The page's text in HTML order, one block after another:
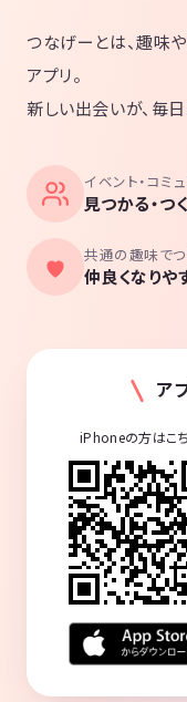
つなげーとは、趣味
アプリ。
新しい出会いが、毎日
イベント・コミ
見つかる・つ
共通の趣味で
仲良くなりや
ア
iPhoneの方はこ